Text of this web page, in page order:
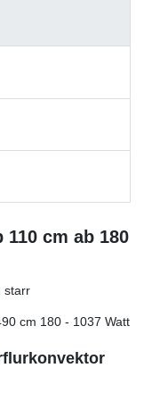
cm ab 180
starr
cm 180 - 1037 Watt